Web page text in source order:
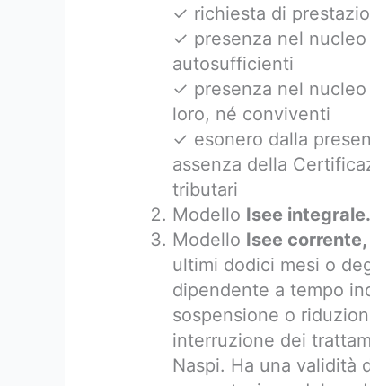
✓ richiesta di
✓ presenza nel
autosufficienti
✓ presenza nel
loro, né conviventi
✓ esonero dalla
assenza della
tributari
Modello Isee integrale.
Modello Isee corrente,
ultimi dodici mesi o
dipendente a tempo
sospensione o
interruzione dei
Naspi. Ha una validità